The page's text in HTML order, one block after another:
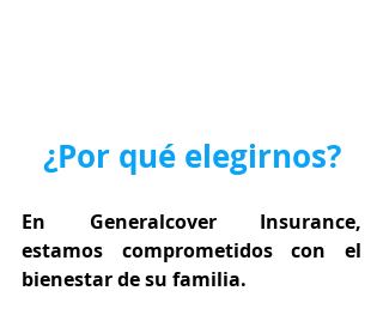
¿Por qué elegirnos?
En Generalcover Insurance,
estamos comprometidos con el
bienestar de su familia.